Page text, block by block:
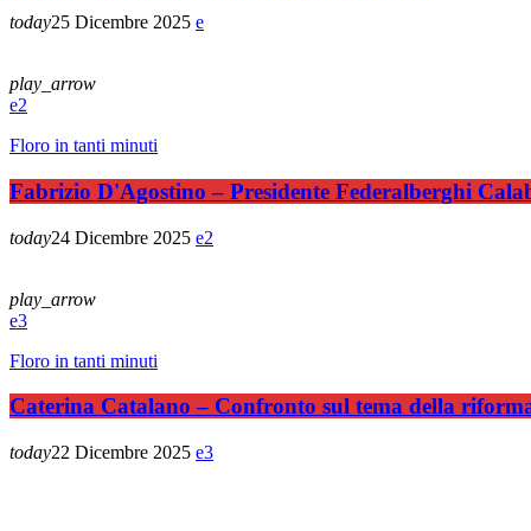
today25 Dicembre 2025
play_arrow
2
Floro in tanti minuti
Fabrizio D'Agostino – Presidente Federalberghi
today24 Dicembre 2025 2
play_arrow
3
Floro in tanti minuti
Caterina Catalano – Confronto sul tema della
today22 Dicembre 2025 3